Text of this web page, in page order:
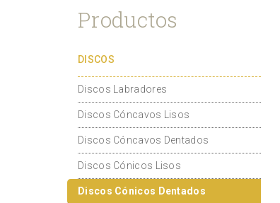
Productos
DISCOS
Discos Labradores
Discos Cóncavos Lisos
Discos Cóncavos Dentados
Discos Cónicos Lisos
Discos Cónicos Dentados